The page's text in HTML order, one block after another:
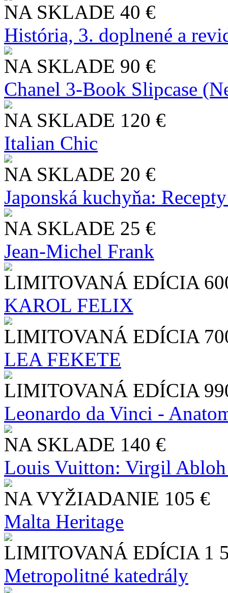
NA SKLADE 40 €
História, 3. doplnené a
NA SKLADE 90 €
Chanel 3-Book Slipcase
NA SKLADE 120 €
Italian Chic
NA SKLADE 20 €
Japonská kuchyňa:
NA SKLADE 25 €
Jean-Michel Frank
LIMITOVANÁ EDÍCIA
KAROL FELIX
LIMITOVANÁ EDÍCIA
LEA FEKETE
LIMITOVANÁ EDÍCIA
Leonardo da Vinci -
NA SKLADE 140 €
Louis Vuitton: Virgil
NA VYŽIADANIE 105 €
Malta Heritage
LIMITOVANÁ EDÍCIA 1
Metropolitné katedrály